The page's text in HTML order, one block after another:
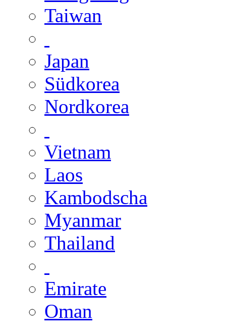
Taiwan
Japan
Südkorea
Nordkorea
Vietnam
Laos
Kambodscha
Myanmar
Thailand
Emirate
Oman